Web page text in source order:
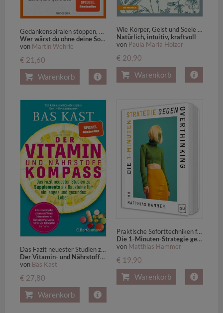
Gedankenspiralen stoppen, Ängste loswerden, Zuversicht gewinnen - SPIEGEL-Bestseller
Wer wärst du ohne deine Sorgen?
von Martin Wehrle
€ 21,60
Warenkorb
Wie Körper, Geist und Seele im Einklang leben
Natürlich, intuitiv, kraftvoll
von Paula Maria Holzer
€ 20,90
Warenkorb
Das Fazit neuester Studien zu Supplements als Bausteine für ein langes und gesundes Leben - Der neue SPIEGEL-Bestseller von Bas Kast
Der Vitamin- und Nährstoffkompass
von Bas Kast
€ 27,80
Warenkorb
Praktische Soforttechniken für weniger Grübeln und bessere Mental Health
Die 1-Minuten-Strategie gegen Overthinking
von Matthias Hammer
€ 19,90
Warenkorb